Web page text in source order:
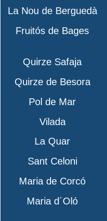
La Nou de Berguedà
Fruitós de Bages
Quirze Safaja
Quirze de Besora
Pol de Mar
Vilada
La Quar
Sant Celoni
Maria de Corcó
Maria d´Oló